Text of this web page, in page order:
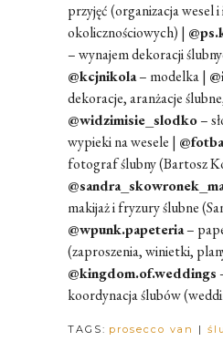
przyjęć (organizacja wesel
okolicznościowych) |
– wynajem dekoracji
@kcjnikola– modelka |
dekoracje, aranżacje
@widzimisie_slodko–
wypieki na wesele |
fotograf ślubny (Bartosz
makijaż i fryzury ślubne
@wpunk.papeteria–
(zaproszenia, winietki,
@kingdom.of.weddings
koordynacja ślubów
TAGS: prosecco van |